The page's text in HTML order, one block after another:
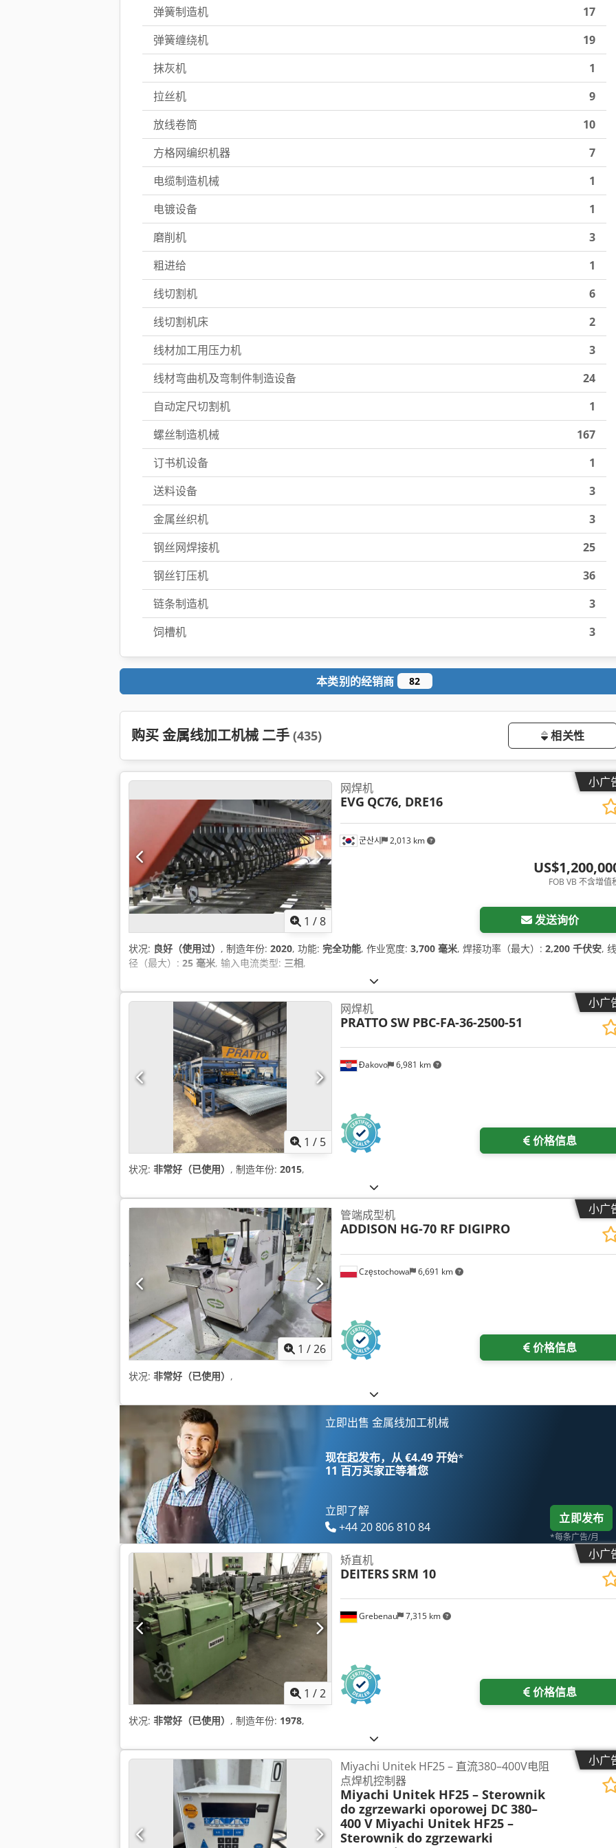
弹簧制造机
17
弹簧缠绕机
19
抹灰机
1
拉丝机
9
放线卷筒
10
方格网编织机器
7
电缆制造机械
1
电镀设备
1
磨削机
3
粗进给
1
线切割机
6
线切割机床
2
线材加工用压力机
3
线材弯曲机及弯制件制造设备
24
自动定尺切割机
1
螺丝制造机械
167
订书机设备
1
送料设备
3
金属丝织机
3
钢丝网焊接机
25
钢丝钉压机
36
链条制造机
3
饲槽机
3
本类别的经销商 82
购买 金属线加工机械 二手 (435) 相关性
小广
1 /8
군산시 2,013 km
网焊机
EVG QC76, DRE16
FOB VB 不含增值
发送询价
状况: 良好（使用过） , 制造年份: 2020, 功能: 完全功能, 作业宽度: 3,700 毫米, 焊接功率（最大）: 2,200 千伏安, 线
径（最大）: 25 毫米, 输入电流类型: 三相,
小广
1 / 5
Đakovo 6,981 km
网焊机
PRATTOSW PBC-FA-36-2500-51
价格信息
状况: 非常好（已使用） , 制造年份: 2015,
小广
1 /26
Częstochowa 6,691 km
管端成型机
ADDISON HG-70 RF DIGIPRO
价格信息
状况: 非常好（已使用） ,
立即出售 金属线加工机械
现在起发布，从 €4.49 开始*
11 百万买家正等着您
立即了解
+44 20 806 810 84
立即发布
*每条广告/月
小广
1 /2
Grebenau 7,315 km
矫直机
DEITERSSRM 10
价格信息
状况: 非常好（已使用） , 制造年份: 1978,
小广
Miyachi Unitek HF25 – 直流380–400V电阻
点焊机控制器
Miyachi Unitek HF25 – Sterownik
do zgrzewarki oporowej DC 380–
400 V Miyachi Unitek HF25 –
Sterownik do zgrzewarki